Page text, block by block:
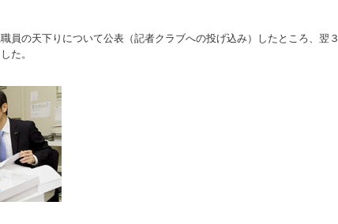
員の天下りについて公表（記者クラブへの投げ込み）したところ、翌
た。